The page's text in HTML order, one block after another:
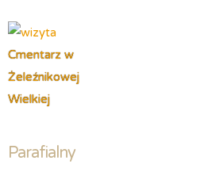
Cmentarz w
Żeleźnikowej
Wielkiej
Parafialny